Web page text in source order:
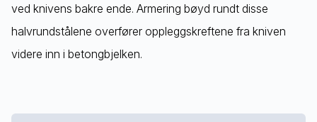
ved knivens bakre ende. Armering bøyd rundt disse
halvrundstålene overfører oppleggskreftene fra kniven
videre inn i betongbjelken.